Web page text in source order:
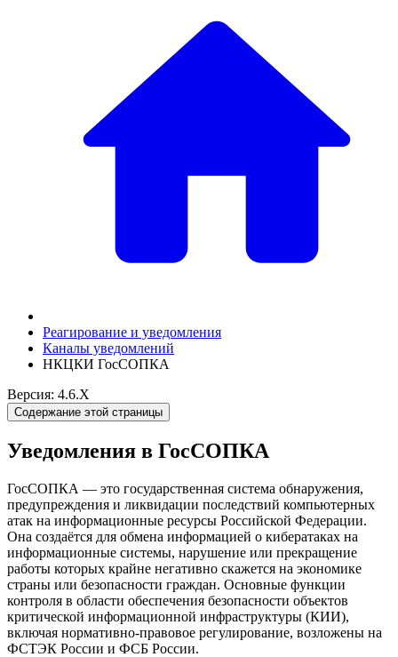
Реагирование и уведомления
Каналы уведомлений
НКЦКИ ГосСОПКА
Версия: 4.6.X
Содержание этой страницы
Уведомления в ГосСОПКА
ГосСОПКА — это государственная система обнаружения,
предупреждения и ликвидации последствий компьютерных
атак на информационные ресурсы Российской Федерации.
Она создаётся для обмена информацией о кибератаках на
информационные системы, нарушение или прекращение
работы которых крайне негативно скажется на экономике
страны или безопасности граждан. Основные функции
контроля в области обеспечения безопасности объектов
критической информационной инфраструктуры (КИИ),
включая нормативно-правовое регулирование, возложены на
ФСТЭК России и ФСБ России.